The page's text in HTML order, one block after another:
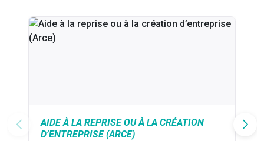
AIDE À LA REPRISE OU À LA CRÉATION
D’ENTREPRISE (ARCE)